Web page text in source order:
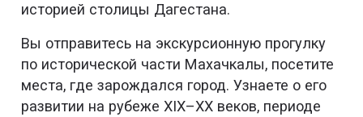
историей столицы Дагестана.
Вы отправитесь на экскурсионную прогулку
по исторической части Махачкалы, посетите
места, где зарождался город. Узнаете о его
развитии на рубеже XIX–XX веков, периоде